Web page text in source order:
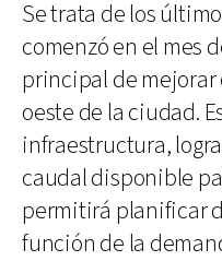
Se trata de los
comenzó en el mes
principal de mejorar
oeste de la ciudad.
infraestructura,
caudal disponible
permitirá planificar
función de la